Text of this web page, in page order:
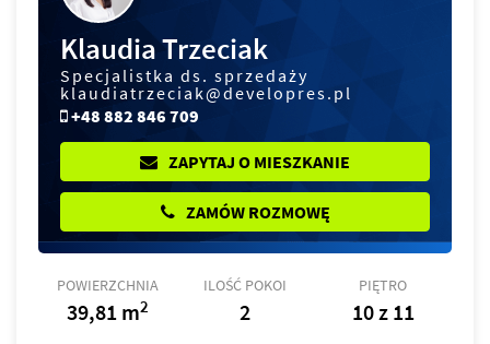
Klaudia Trzeciak
Specjalistka ds. sprzedaży
klaudiatrzeciak@developres.pl
+48 882 846 709
ZAPYTAJ O MIESZKANIE
ZAMÓW ROZMOWĘ
POWIERZCHNIA
39,81 m2
ILOŚĆ POKOI
2
PIĘTRO
10 z 11